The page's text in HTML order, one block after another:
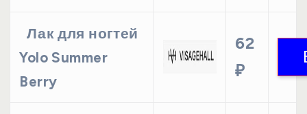
Лак для ногтей
Yolo Summer
Berry
62
₽